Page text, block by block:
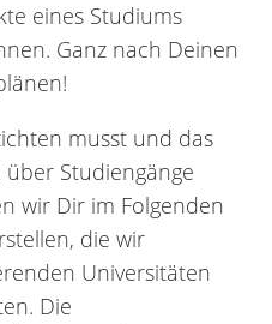
eines Studiums
Ganz nach Deinen
musst und das
Studiengänge
wir Dir im Folgenden
die wir
Universitäten
Die